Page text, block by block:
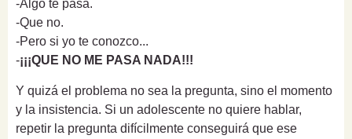
-Algo te pasa.
-Que no.
-Pero si yo te conozco...
-¡¡¡QUE NO ME PASA NADA!!!
Y quizá el problema no sea la pregunta, sino el momento
y la insistencia. Si un adolescente no quiere hablar,
repetir la pregunta difícilmente conseguirá que ese